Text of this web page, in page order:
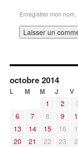
Enregistrer mon
octobre 2014
L M M J V
1 2
6
7 8 9
13
14 15 16
20
21 22 23